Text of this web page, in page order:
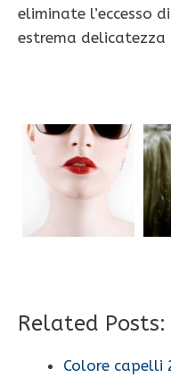
eliminate l’eccesso
estrema
Related Posts:
Colore